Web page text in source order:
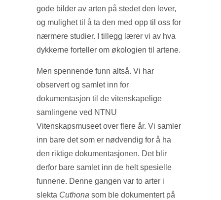
gode bilder av arten på stedet den lever,
og mulighet til å ta den med opp til oss for
nærmere studier. I tillegg lærer vi av hva
dykkerne forteller om økologien til artene.
Men spennende funn altså. Vi har
observert og samlet inn for
dokumentasjon til de vitenskapelige
samlingene ved NTNU
Vitenskapsmuseet over flere år. Vi samler
inn bare det som er nødvendig for å ha
den riktige dokumentasjonen. Det blir
derfor bare samlet inn de helt spesielle
funnene. Denne gangen var to arter i
slekta Cuthona som ble dokumentert på